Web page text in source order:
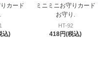
カード
込)
ミニミニお守りカード
お守り.
HT-92
418円(税込)